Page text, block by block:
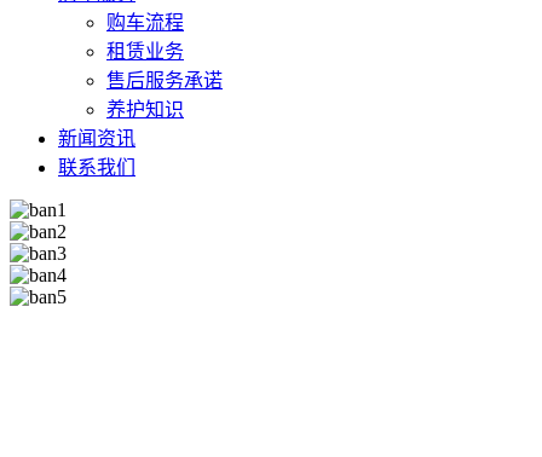
购车流程
租赁业务
售后服务承诺
养护知识
新闻资讯
联系我们